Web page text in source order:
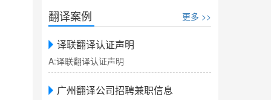
翻译案例 更多 >>
译联翻译认证声明
A:译联翻译认证声明
广州翻译公司招聘兼职信息